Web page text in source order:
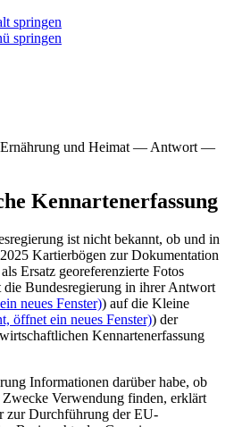
springen
springen
und Heimat — Antwort —
Kennartenerfassung
ist nicht bekannt, ob und in
Kartierbögen zur Dokumentation
Ersatz georeferenzierte Fotos
die Bundesregierung in ihrer Antwort
neues Fenster)) auf die Kleine
öffnet ein neues Fenster)) der
Kennartenerfassung
Informationen darüber habe, ob
Verwendung finden, erklärt
zur Durchführung der EU-